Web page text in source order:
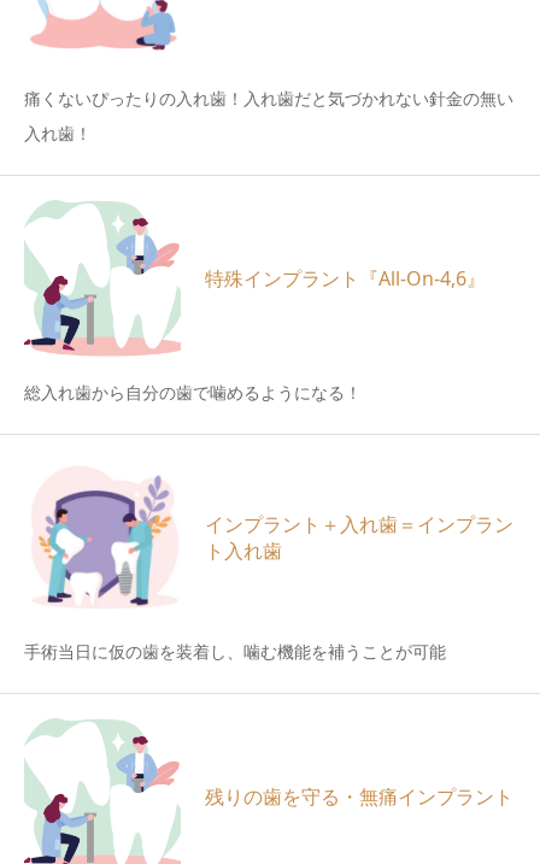
痛くないぴったりの入れ歯！入れ歯だと気づかれない針金の無い
入れ歯！
特殊インプラント『All-On-4,6』
総入れ歯から自分の歯で噛めるようになる！
インプラント＋入れ歯＝インプラン
ト入れ歯
手術当日に仮の歯を装着し、噛む機能を補うことが可能
残りの歯を守る・無痛インプラント